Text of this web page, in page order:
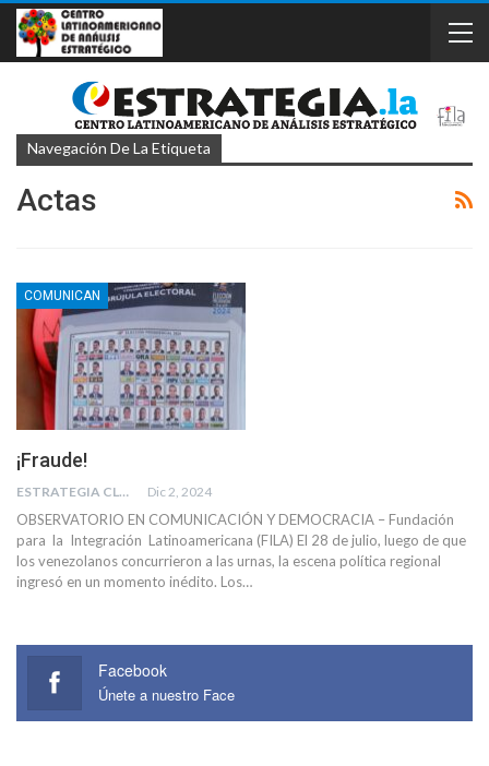
Navegación De La Etiqueta
Actas
COMUNICAN
¡Fraude!
ESTRATEGIA CLAE Dic 2, 2024
OBSERVATORIO EN COMUNICACIÓN Y DEMOCRACIA – Fundación
para la Integración Latinoamericana (FILA) El 28 de julio, luego de que
los venezolanos concurrieron a las urnas, la escena política regional
ingresó en un momento inédito. Los…
Facebook
Únete a nuestro Face